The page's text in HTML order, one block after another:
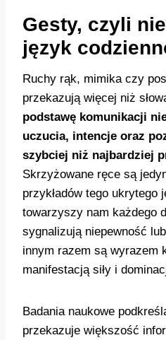
Gesty, czyli
język
Ruchy rąk, mimika czy
przekazują więcej niż
podstawę komunikacji
uczucia, intencje oraz
szybciej niż najbardziej
Skrzyżowane ręce są
przykładów tego ukrytego
towarzyszy nam każdego
sygnalizują niepewność
innym razem są wyrazem
manifestacją siły i
Badania naukowe
przekazuje większość